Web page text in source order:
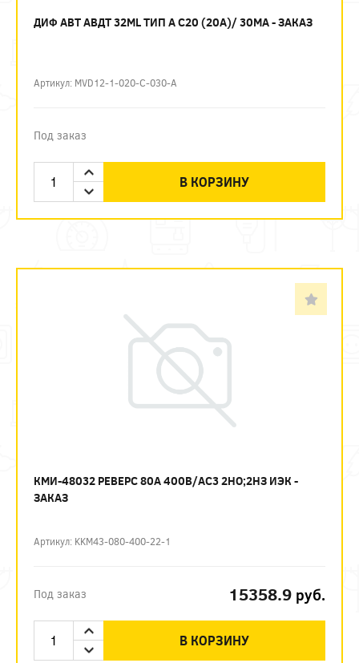
ДИФ АВТ АВДТ 32ML ТИП А C20 (20А)/ 30МА - ЗАКАЗ
Артикул: MVD12-1-020-C-030-A
Под заказ
В КОРЗИНУ
КМИ-48032 РЕВЕРС 80А 400В/АС3 2НО;2НЗ ИЭК -
ЗАКАЗ
Артикул: KKM43-080-400-22-1
Под заказ 15358.9 руб.
В КОРЗИНУ